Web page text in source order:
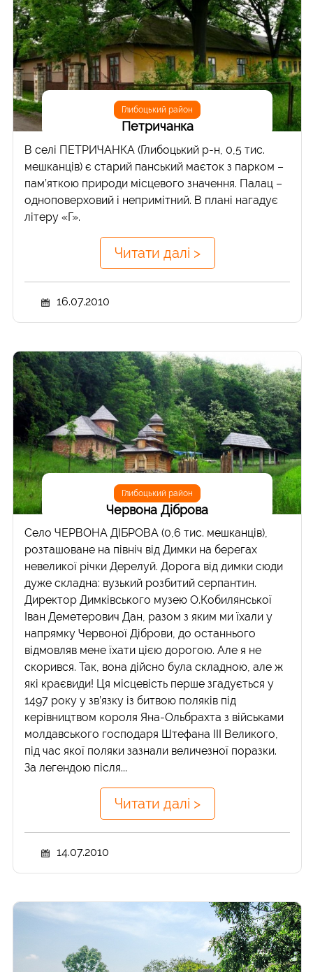
Глибоцький район
Петричанка
В селі ПЕТРИЧАНКА (Глибоцький р-н, 0,5 тис.
мешканців) є старий панський маєток з парком –
пам’яткою природи місцевого значення. Палац –
одноповерховий і непримітний. В плані нагадує
літеру «Г».
Читати далі >
16.07.2010
Глибоцький район
Червона Діброва
Село ЧЕРВОНА ДІБРОВА (0,6 тис. мешканців),
розташоване на північ від Димки на берегах
невеликої річки Дерелуй. Дорога від димки сюди
дуже складна: вузький розбитий серпантин.
Директор Димківського музею О.Кобилянської
Іван Деметерович Дан, разом з яким ми їхали у
напрямку Червоної Діброви, до останнього
відмовляв мене їхати цією дорогою. Але я не
скорився. Так, вона дійсно була складною, але ж
які краєвиди! Ця місцевість перше згадується у
1497 року у зв’язку із битвою поляків під
керівництвом короля Яна-Ольбрахта з військами
молдавського господаря Штефана ІІІ Великого,
під час якої поляки зазнали величезної поразки.
За легендою після...
Читати далі >
14.07.2010